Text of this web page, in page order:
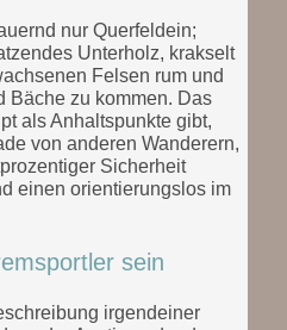
nur Querfeldein;
Unterholz, krakselt
Felsen rum und
Bäche zu kommen. Das
als Anhaltspunkte gibt,
von anderen Wanderern,
Sicherheit
einen orientierungslos im
sein
irgendeiner